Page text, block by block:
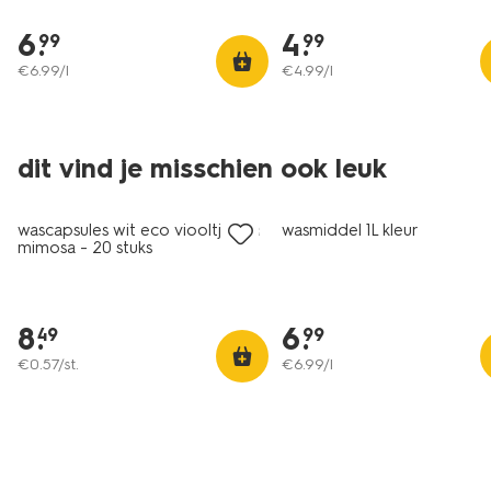
6.
99
€6.99/l
4.
99
€4.99/l
dit vind je misschien ook leuk
vegan
wascapsules wit eco viooltjes en
mimosa - 20 stuks
8.
49
€0.57/st.
nieuw
wasmiddel 1L kleur
6.
99
€6.99/l